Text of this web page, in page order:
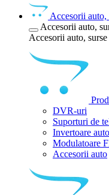
Accesorii auto,
Accesorii auto,
Accesorii auto,
DVR-uri
Suporturi de
Invertoare auto
Modulatoare
Accesorii auto